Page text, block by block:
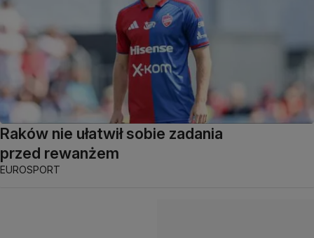
Raków nie ułatwił sobie zadania
przed rewanżem
EUROSPORT